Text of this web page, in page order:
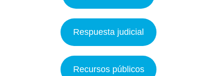
Respuesta judicial
Recursos públicos